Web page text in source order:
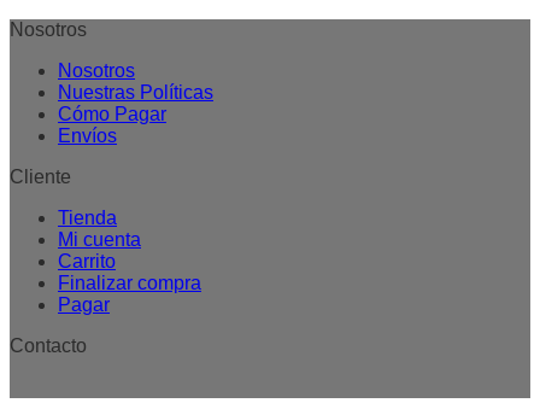
Nosotros
Nosotros
Nuestras Políticas
Cómo Pagar
Envíos
Cliente
Tienda
Mi cuenta
Carrito
Finalizar compra
Pagar
Contacto